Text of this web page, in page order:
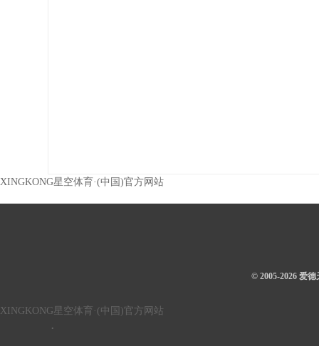
XINGKONG星空体育·(中国)官方网站
© 2005-2026 爱
XINGKONG星空体育·(中国)官方网站
.